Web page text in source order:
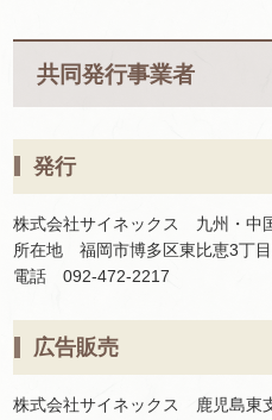
共同発行事業者
発行
株式会社サイネックス 九州・中
所在地 福岡市博多区東比恵3丁
電話 092-472-2217
広告販売
株式会社サイネックス 鹿児島東